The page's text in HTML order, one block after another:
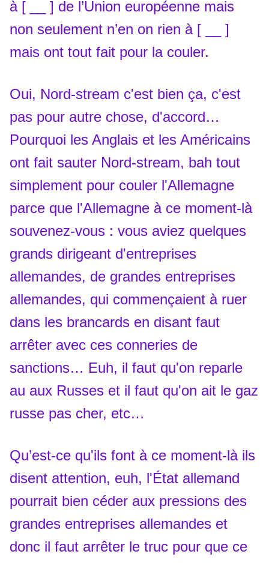
à [ __ ] de l’Union européenne mais
non seulement n’en on rien à [ __ ]
mais ont tout fait pour la couler.
Oui, Nord-stream c'est bien ça, c'est
pas pour autre chose, d'accord…
Pourquoi les Anglais et les Américains
ont fait sauter Nord-stream, bah tout
simplement pour couler l'Allemagne
parce que l'Allemagne à ce moment-là
souvenez-vous : vous aviez quelques
grands dirigeant d'entreprises
allemandes, de grandes entreprises
allemandes, qui commençaient à ruer
dans les brancards en disant faut
arrêter avec ces conneries de
sanctions… Euh, il faut qu'on reparle
au aux Russes et il faut qu'on ait le gaz
russe pas cher, etc…
Qu’est-ce qu'ils font à ce moment-là ils
disent attention, euh, l'État allemand
pourrait bien céder aux pressions des
grandes entreprises allemandes et
donc il faut arrêter le truc pour que ce